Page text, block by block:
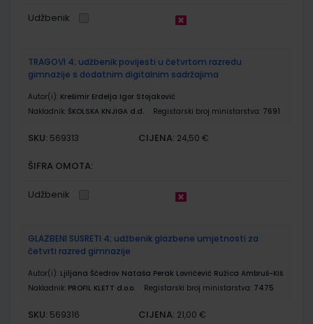
Udžbenik
TRAGOVI 4; udžbenik povijesti u četvrtom razredu
gimnazije s dodatnim digitalnim sadržajima
Autor(i): Krešimir Erdelja Igor Stojaković
Nakladnik: ŠKOLSKA KNJIGA d.d. Registarski broj ministarstva: 7691
SKU: 569313 CIJENA: 24,50 €
ŠIFRA OMOTA:
Udžbenik
GLAZBENI SUSRETI 4; udžbenik glazbene umjetnosti za
četvrti razred gimnazije
Autor(i): Ljiljana Ščedrov Nataša Perak Lovričević Ružica Ambruš-Kiš
Nakladnik: PROFIL KLETT d.o.o. Registarski broj ministarstva: 7475
SKU: 569316 CIJENA: 21,00 €